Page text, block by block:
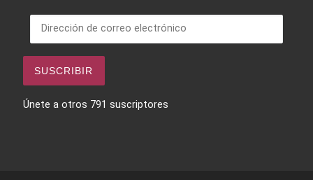
Dirección de correo electrónico
SUSCRIBIR
Únete a otros 791 suscriptores